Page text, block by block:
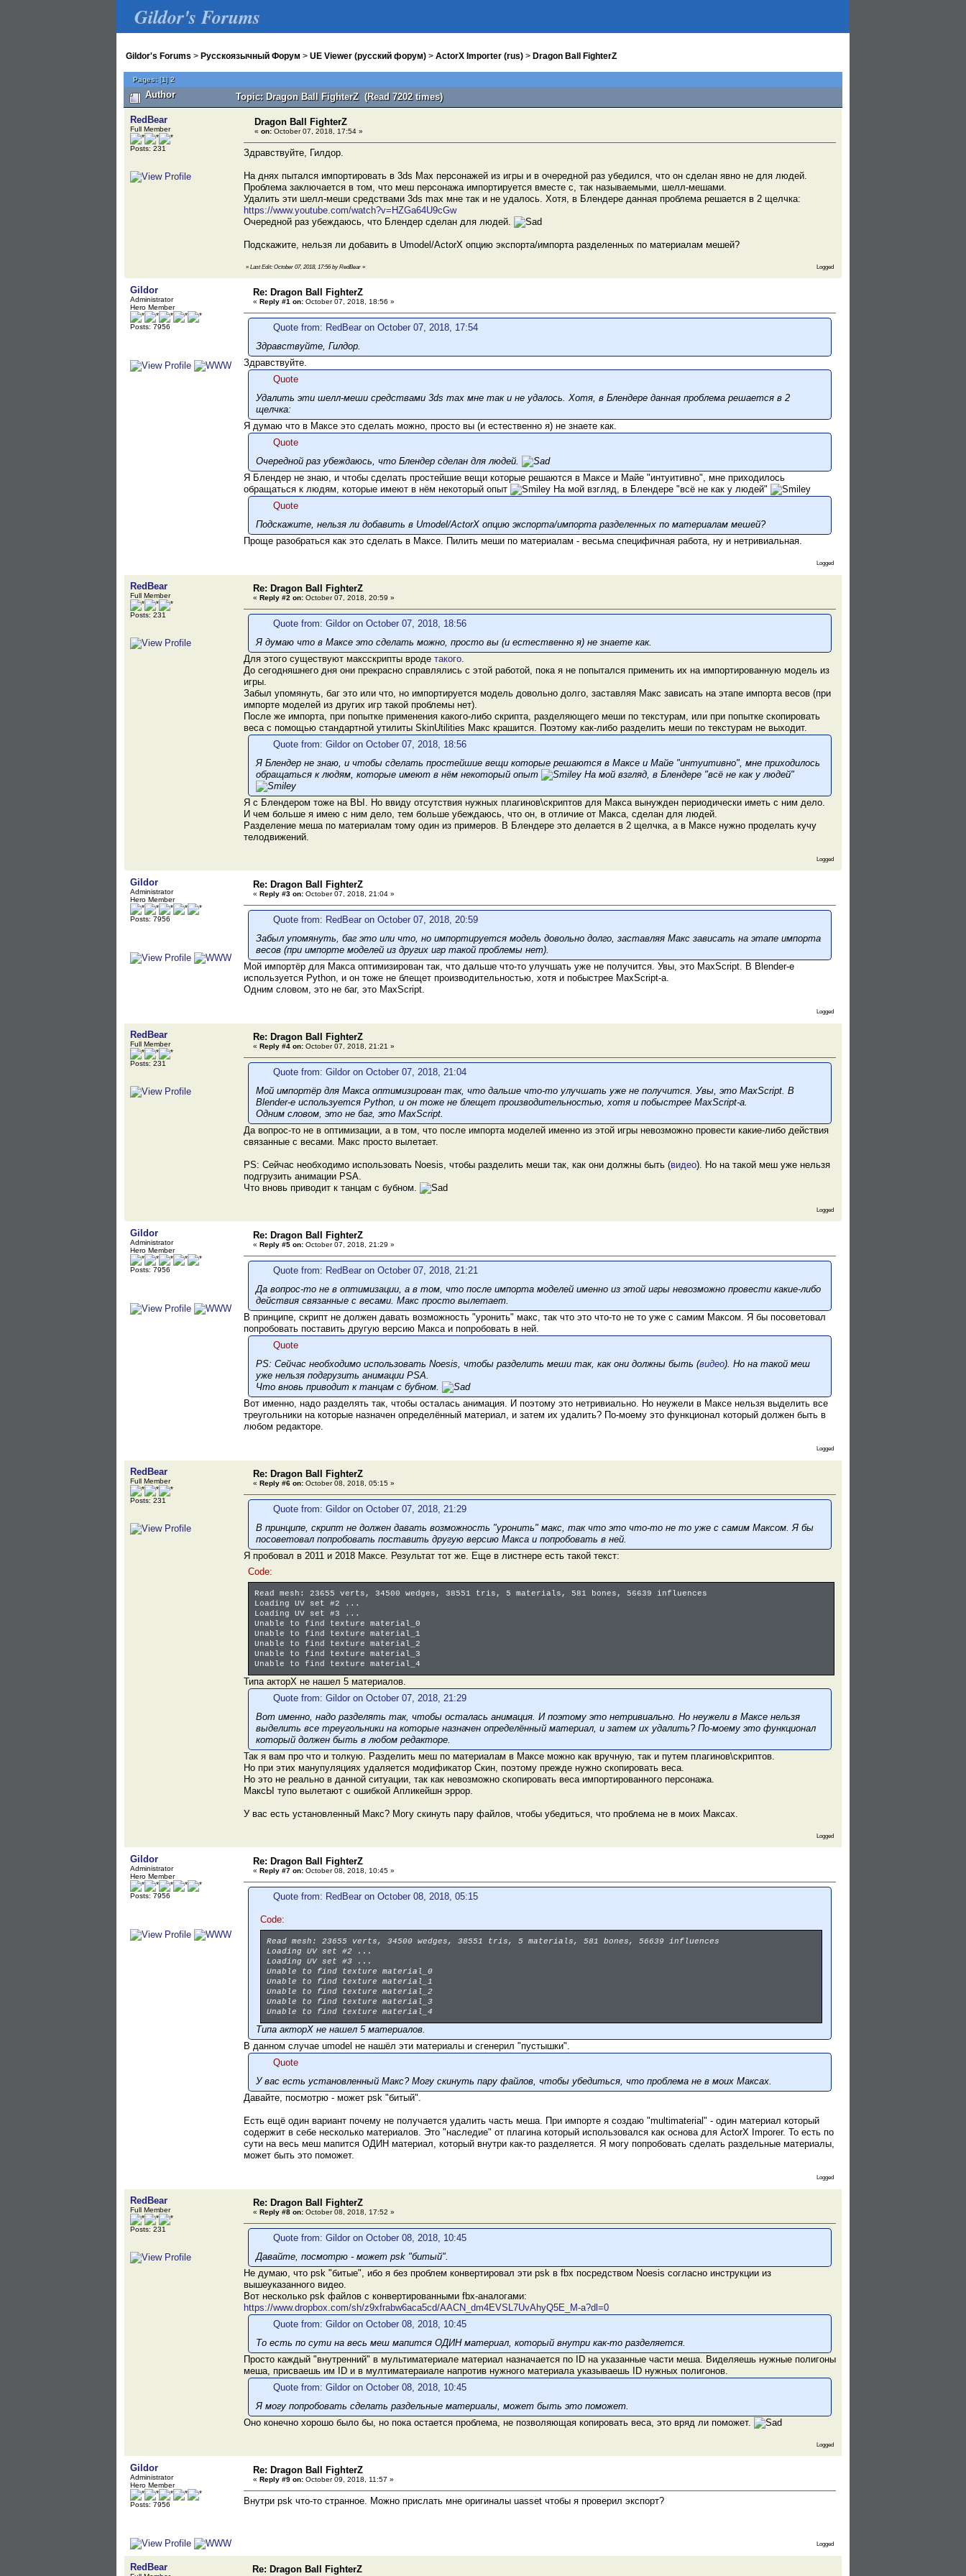
Gildor's Forums
Gildor's Forums > Русскоязычный Форум > UE Viewer (русский форум) > ActorX Importer (rus) > Dragon Ball FighterZ
Pages:[1]2
Author Topic: Dragon Ball FighterZ (Read 7202 times)
RedBear
Full Member
Posts: 231
Dragon Ball FighterZ
« on: October 07, 2018, 17:54 »
Здравствуйте, Гилдор.
На днях пытался импортировать в 3ds Max персонажей из игры и в очередной раз убедился, что он сделан явно не для людей.
Проблема заключается в том, что меш персонажа импортируется вместе с, так называемыми, шелл-мешами.
Удалить эти шелл-меши средствами 3ds max мне так и не удалось. Хотя, в Блендере данная проблема решается в 2 щелчка:
https://www.youtube.com/watch?v=HZGa64U9cGw
Очередной раз убеждаюсь, что Блендер сделан для людей.
Подскажите, нельзя ли добавить в Umodel/ActorX опцию экспорта/импорта разделенных по материалам мешей?
« Last Edit: October 07, 2018, 17:56 by RedBear » Logged
Gildor
Administrator
Hero Member
Posts: 7956
Re: Dragon Ball FighterZ
« Reply #1 on: October 07, 2018, 18:56 »
Quote from: RedBear on October 07, 2018, 17:54
Здравствуйте, Гилдор.
Здравствуйте.
Quote
Удалить эти шелл-меши средствами 3ds max мне так и не удалось. Хотя, в Блендере данная проблема решается в 2
щелчка:
Я думаю что в Максе это сделать можно, просто вы (и естественно я) не знаете как.
Quote
Очередной раз убеждаюсь, что Блендер сделан для людей.
Я Блендер не знаю, и чтобы сделать простейшие вещи которые решаются в Максе и Майе "интуитивно", мне приходилось
обращаться к людям, которые имеют в нём некоторый опыт
На мой взгляд, в Блендере "всё не как у людей"
Quote
Подскажите, нельзя ли добавить в Umodel/ActorX опцию экспорта/импорта разделенных по материалам мешей?
Проще разобраться как это сделать в Максе. Пилить меши по материалам - весьма специфичная работа, ну и нетривиальная.
Logged
RedBear
Full Member
Posts: 231
Re: Dragon Ball FighterZ
« Reply #2 on: October 07, 2018, 20:59 »
Quote from: Gildor on October 07, 2018, 18:56
Я думаю что в Максе это сделать можно, просто вы (и естественно я) не знаете как.
Для этого существуют максскрипты вроде такого.
До сегодняшнего дня они прекрасно справлялись с этой работой, пока я не попытался применить их на импортированную модель из
игры.
Забыл упомянуть, баг это или что, но импортируется модель довольно долго, заставляя Макс зависать на этапе импорта весов (при
импорте моделей из других игр такой проблемы нет).
После же импорта, при попытке применения какого-либо скрипта, разделяющего меши по текстурам, или при попытке скопировать
веса с помощью стандартной утилиты SkinUtilities Макс крашится. Поэтому как-либо разделить меши по текстурам не выходит.
Quote from: Gildor on October 07, 2018, 18:56
Я Блендер не знаю, и чтобы сделать простейшие вещи которые решаются в Максе и Майе "интуитивно", мне приходилось
обращаться к людям, которые имеют в нём некоторый опыт
На мой взгляд, в Блендере "всё не как у людей"
Я с Блендером тоже на ВЫ. Но ввиду отсутствия нужных плагинов\скриптов для Макса вынужден периодически иметь с ним дело.
И чем больше я имею с ним дело, тем больше убеждаюсь, что он, в отличие от Макса, сделан для людей.
Разделение меша по материалам тому один из примеров. В Блендере это делается в 2 щелчка, а в Максе нужно проделать кучу
телодвижений.
Logged
Gildor
Administrator
Hero Member
Posts: 7956
Re: Dragon Ball FighterZ
« Reply #3 on: October 07, 2018, 21:04 »
Quote from: RedBear on October 07, 2018, 20:59
Забыл упомянуть, баг это или что, но импортируется модель довольно долго, заставляя Макс зависать на этапе импорта
весов (при импорте моделей из других игр такой проблемы нет).
Мой импортёр для Макса оптимизирован так, что дальше что-то улучшать уже не получится. Увы, это MaxScript. В Blender-е
используется Python, и он тоже не блещет производительностью, хотя и побыстрее MaxScript-а.
Одним словом, это не баг, это MaxScript.
Logged
RedBear
Full Member
Posts: 231
Re: Dragon Ball FighterZ
« Reply #4 on: October 07, 2018, 21:21 »
Quote from: Gildor on October 07, 2018, 21:04
Мой импортёр для Макса оптимизирован так, что дальше что-то улучшать уже не получится. Увы, это MaxScript. В
Blender-е используется Python, и он тоже не блещет производительностью, хотя и побыстрее MaxScript-а.
Одним словом, это не баг, это MaxScript.
Да вопрос-то не в оптимизации, а в том, что после импорта моделей именно из этой игры невозможно провести какие-либо действия
связанные с весами. Макс просто вылетает.
PS: Сейчас необходимо использовать Noesis, чтобы разделить меши так, как они должны быть (видео). Но на такой меш уже нельзя
подгрузить анимации PSA.
Что вновь приводит к танцам с бубном.
Logged
Gildor
Administrator
Hero Member
Posts: 7956
Re: Dragon Ball FighterZ
« Reply #5 on: October 07, 2018, 21:29 »
Quote from: RedBear on October 07, 2018, 21:21
Да вопрос-то не в оптимизации, а в том, что после импорта моделей именно из этой игры невозможно провести какие-либо
действия связанные с весами. Макс просто вылетает.
В принципе, скрипт не должен давать возможность "уронить" макс, так что это что-то не то уже с самим Максом. Я бы посоветовал
попробовать поставить другую версию Макса и попробовать в ней.
Quote
PS: Сейчас необходимо использовать Noesis, чтобы разделить меши так, как они должны быть (видео). Но на такой меш
уже нельзя подгрузить анимации PSA.
Что вновь приводит к танцам с бубном.
Вот именно, надо разделять так, чтобы осталась анимация. И поэтому это нетривиально. Но неужели в Максе нельзя выделить все
треугольники на которые назначен определённый материал, и затем их удалить? По-моему это функционал который должен быть в
любом редакторе.
Logged
RedBear
Full Member
Posts: 231
Re: Dragon Ball FighterZ
« Reply #6 on: October 08, 2018, 05:15 »
Quote from: Gildor on October 07, 2018, 21:29
В принципе, скрипт не должен давать возможность "уронить" макс, так что это что-то не то уже с самим Максом. Я бы
посоветовал попробовать поставить другую версию Макса и попробовать в ней.
Я пробовал в 2011 и 2018 Максе. Результат тот же. Еще в листнере есть такой текст:
Code:
Read mesh: 23655 verts, 34500 wedges, 38551 tris, 5 materials, 581 bones, 56639 influences
Loading UV set #2 ...
Loading UV set #3 ...
Unable to find texture material_0
Unable to find texture material_1
Unable to find texture material_2
Unable to find texture material_3
Unable to find texture material_4
Типа акторХ не нашел 5 материалов.
Quote from: Gildor on October 07, 2018, 21:29
Вот именно, надо разделять так, чтобы осталась анимация. И поэтому это нетривиально. Но неужели в Максе нельзя
выделить все треугольники на которые назначен определённый материал, и затем их удалить? По-моему это функционал
который должен быть в любом редакторе.
Так я вам про что и толкую. Разделить меш по материалам в Максе можно как вручную, так и путем плагинов\скриптов.
Но при этих манупуляциях удаляется модификатор Скин, поэтому прежде нужно скопировать веса.
Но это не реально в данной ситуации, так как невозможно скопировать веса импортированного персонажа.
МаксЫ тупо вылетают с ошибкой Апликейшн эррор.
У вас есть установленный Макс? Могу скинуть пару файлов, чтобы убедиться, что проблема не в моих Максах.
Logged
Gildor
Administrator
Hero Member
Posts: 7956
Re: Dragon Ball FighterZ
« Reply #7 on: October 08, 2018, 10:45 »
Quote from: RedBear on October 08, 2018, 05:15
Code:
Read mesh: 23655 verts, 34500 wedges, 38551 tris, 5 materials, 581 bones, 56639 influences
Loading UV set #2 ...
Loading UV set #3 ...
Unable to find texture material_0
Unable to find texture material_1
Unable to find texture material_2
Unable to find texture material_3
Unable to find texture material_4
Типа акторХ не нашел 5 материалов.
В данном случае umodel не нашёл эти материалы и сгенерил "пустышки".
Quote
У вас есть установленный Макс? Могу скинуть пару файлов, чтобы убедиться, что проблема не в моих Максах.
Давайте, посмотрю - может psk "битый".
Есть ещё один вариант почему не получается удалить часть меша. При импорте я создаю "multimaterial" - один материал который
содержит в себе несколько материалов. Это "наследие" от плагина который использовался как основа для ActorX Imporer. То есть по
сути на весь меш мапится ОДИН материал, который внутри как-то разделяется. Я могу попробовать сделать раздельные материалы,
может быть это поможет.
Logged
RedBear
Full Member
Posts: 231
Re: Dragon Ball FighterZ
« Reply #8 on: October 08, 2018, 17:52 »
Quote from: Gildor on October 08, 2018, 10:45
Давайте, посмотрю - может psk "битый".
Не думаю, что psk "битые", ибо я без проблем конвертировал эти psk в fbx посредством Noesis согласно инструкции из
вышеуказанного видео.
Вот несколько psk файлов с конвертированными fbx-аналогами:
https://www.dropbox.com/sh/z9xfrabw6aca5cd/AACN_dm4EVSL7UvAhyQ5E_M-a?dl=0
Quote from: Gildor on October 08, 2018, 10:45
То есть по сути на весь меш мапится ОДИН материал, который внутри как-то разделяется.
Просто каждый "внутренний" в мультиматериале материал назначается по ID на указанные части меша. Виделяешь нужные полигоны
меша, присваешь им ID и в мултиматераиале напротив нужного материала указываешь ID нужных полигонов.
Quote from: Gildor on October 08, 2018, 10:45
Я могу попробовать сделать раздельные материалы, может быть это поможет.
Оно конечно хорошо было бы, но пока остается проблема, не позволяющая копировать веса, это вряд ли поможет.
Logged
Gildor
Administrator
Hero Member
Posts: 7956
Re: Dragon Ball FighterZ
« Reply #9 on: October 09, 2018, 11:57 »
Внутри psk что-то странное. Можно прислать мне оригиналы uasset чтобы я проверил экспорт?
Logged
RedBear Re: Dragon Ball FighterZ